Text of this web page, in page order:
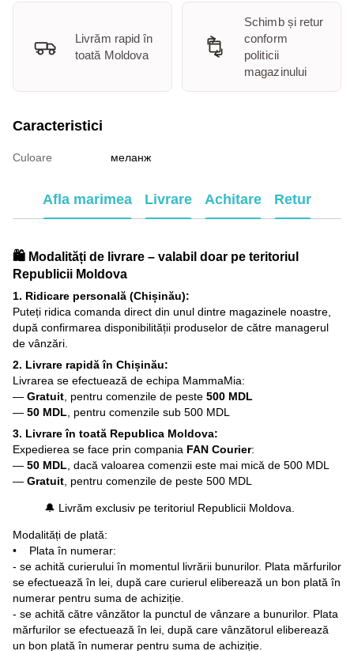
Livrăm rapid în
toată Moldova
Schimb și retur
conform
politicii
magazinului
Caracteristici
Culoare меланж
Afla marimea Livrare Achitare Retur
🛍️ Modalități de livrare – valabil doar pe teritoriul
Republicii Moldova
1. Ridicare personală (Chișinău):
Puteți ridica comanda direct din unul dintre magazinele noastre,
după confirmarea disponibilității produselor de către managerul
de vânzări.
2. Livrare rapidă în Chișinău:
Livrarea se efectuează de echipa MammaMia:
— Gratuit , pentru comenzile de peste 500 MDL
— 50 MDL , pentru comenzile sub 500 MDL
3. Livrare în toată Republica Moldova:
Expedierea se face prin compania FAN Courier:
— 50 MDL , dacă valoarea comenzii este mai mică de 500 MDL
— Gratuit , pentru comenzile de peste 500 MDL
🔔 Livrăm exclusiv pe teritoriul Republicii Moldova.
Modalități de plată:
• Plata în numerar:
- se achită curierului în momentul livrării bunurilor. Plata mărfurilor
se efectuează în lei, după care curierul eliberează un bon plată în
numerar pentru suma de achiziție.
- se achită către vânzător la punctul de vânzare a bunurilor. Plata
mărfurilor se efectuează în lei, după care vânzătorul eliberează
un bon plată în numerar pentru suma de achiziție.